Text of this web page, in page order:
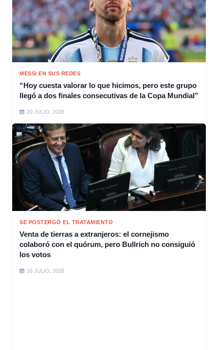
MESSI EN SUS REDES
“Hoy cuesta valorar lo que hicimos, pero este grupo
llegó a dos finales consecutivas de la Copa Mundial”
20 JULIO, 2026
SE POSTERGÓ EL TRATAMIENTO
Venta de tierras a extranjeros: el cornejismo
colaboró con el quórum, pero Bullrich no consiguió
los votos
16 JULIO, 2026